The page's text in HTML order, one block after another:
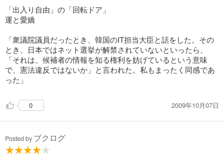
「出入り自由」の「回転ドア」
運と愛嬌
「衆議院議員だったとき、韓国のIT担当大臣と話をした。その
とき、日本ではネット選挙が解禁されていないといったら、
「それは、候補者の情報を知る権利を妨げているという意味
で、憲法違反ではないか」と言われた。私もまったく同感であ
った」
0 2009年10月07日
Posted by ブクログ